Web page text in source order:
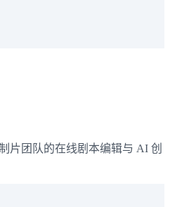
片团队的在线剧本编辑与 AI 创